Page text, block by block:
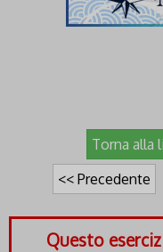
Torna alla
<< Precedente
Questo